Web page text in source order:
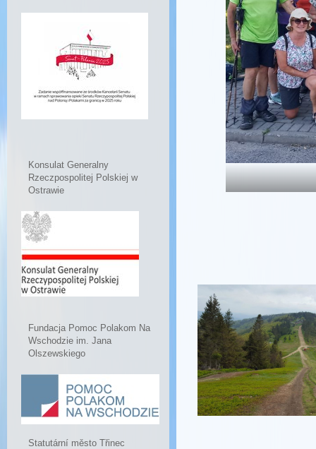
Konsulat Generalny
Rzeczpospolitej Polskiej w
Ostrawie
Fundacja Pomoc Polakom Na
Wschodzie im. Jana
Olszewskiego
Statutární město Třinec